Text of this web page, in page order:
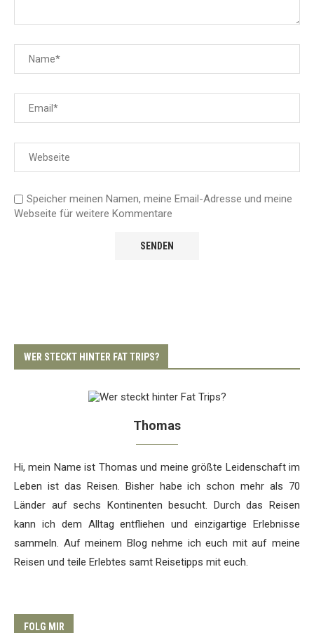
Speicher meinen Namen, meine Email-Adresse und meine
Webseite für weitere Kommentare
WER STECKT HINTER FAT TRIPS?
Thomas
Hi, mein Name ist Thomas und meine größte Leidenschaft im
Leben ist das Reisen. Bisher habe ich schon mehr als 70
Länder auf sechs Kontinenten besucht. Durch das Reisen
kann ich dem Alltag entfliehen und einzigartige Erlebnisse
sammeln. Auf meinem Blog nehme ich euch mit auf meine
Reisen und teile Erlebtes samt Reisetipps mit euch.
FOLG MIR